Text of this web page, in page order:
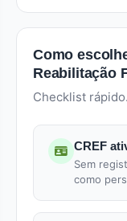
Como
Reabilitação
Checklist rápido.
CREF
Sem
como